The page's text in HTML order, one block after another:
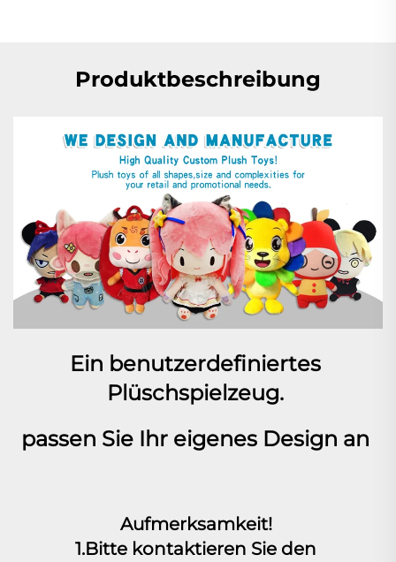
Produktbeschreibung
Ein benutzerdefiniertes
Plüschspielzeug.
passen Sie Ihr eigenes Design an
Aufmerksamkeit!
1.Bitte kontaktieren Sie den